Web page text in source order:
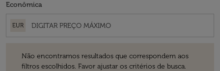
Econômica
EUR
Não encontramos resultados que correspondem aos
filtros escolhidos. Favor ajustar os critérios de busca.